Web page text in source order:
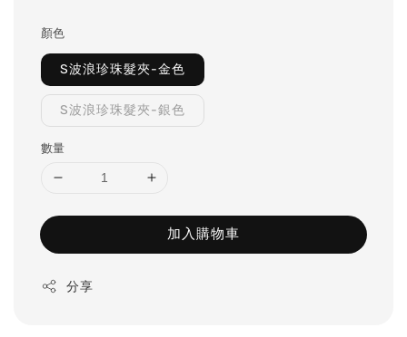
顏色
S波浪珍珠髮夾-金色
S波浪珍珠髮夾-銀色
數量
加入購物車
分享